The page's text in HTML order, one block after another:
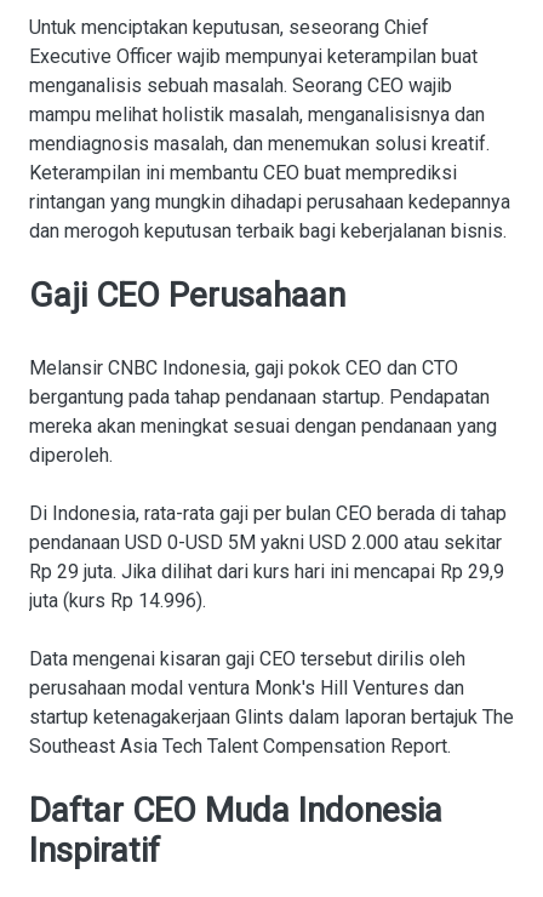
Untuk menciptakan keputusan, seseorang Chief
Executive Officer wajib mempunyai keterampilan buat
menganalisis sebuah masalah. Seorang CEO wajib
mampu melihat holistik masalah, menganalisisnya dan
mendiagnosis masalah, dan menemukan solusi kreatif.
Keterampilan ini membantu CEO buat memprediksi
rintangan yang mungkin dihadapi perusahaan kedepannya
dan merogoh keputusan terbaik bagi keberjalanan bisnis.
Gaji CEO Perusahaan
Melansir CNBC Indonesia, gaji pokok CEO dan CTO
bergantung pada tahap pendanaan startup. Pendapatan
mereka akan meningkat sesuai dengan pendanaan yang
diperoleh.
Di Indonesia, rata-rata gaji per bulan CEO berada di tahap
pendanaan USD 0-USD 5M yakni USD 2.000 atau sekitar
Rp 29 juta. Jika dilihat dari kurs hari ini mencapai Rp 29,9
juta (kurs Rp 14.996).
Data mengenai kisaran gaji CEO tersebut dirilis oleh
perusahaan modal ventura Monk's Hill Ventures dan
startup ketenagakerjaan Glints dalam laporan bertajuk The
Southeast Asia Tech Talent Compensation Report.
Daftar CEO Muda Indonesia
Inspiratif